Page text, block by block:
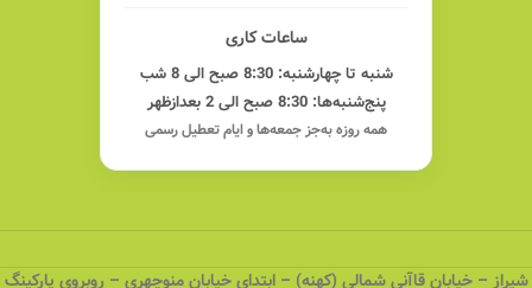
ساعات کاری
شنبه تا چهارشنبه: 8:30 صبح الی 8 شب
پنج‌شنبه‌ها: 8:30 صبح الی 2 بعدازظهر
همه روزه به‌جز جمعه‌ها و ایام تعطیل رسمی
شیراز – خیابان قاآنی شمالی (کهنه) – ابتدای خیابان منوچهری – روبروی پارکینگ